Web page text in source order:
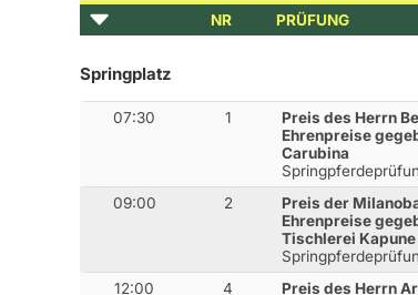
NR PRÜFUNG
Springplatz
07:30 1
Preis des Herrn
Ehrenpreise
Carubina
09:00 2
Preis der
Ehrenpreise
Tischlerei
12:00 4
Preis des Herrn